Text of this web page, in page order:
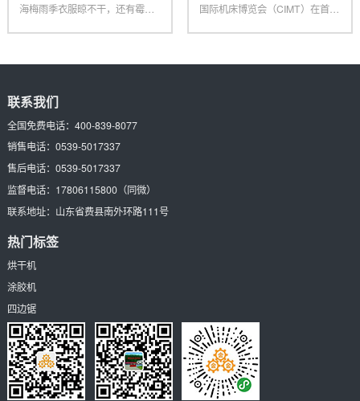
海梅雨季衣服晾不干，还有霉
国际机床博览会（CIMT）在首都
联系我们
全国免费电话： 400-839-8077
销售电话： 0539-5017337
售后电话： 0539-5017337
监督电话： 17806115800（同微）
联系地址： 山东省费县南外环路111号
热门标签
烘干机
涂胶机
四边锯